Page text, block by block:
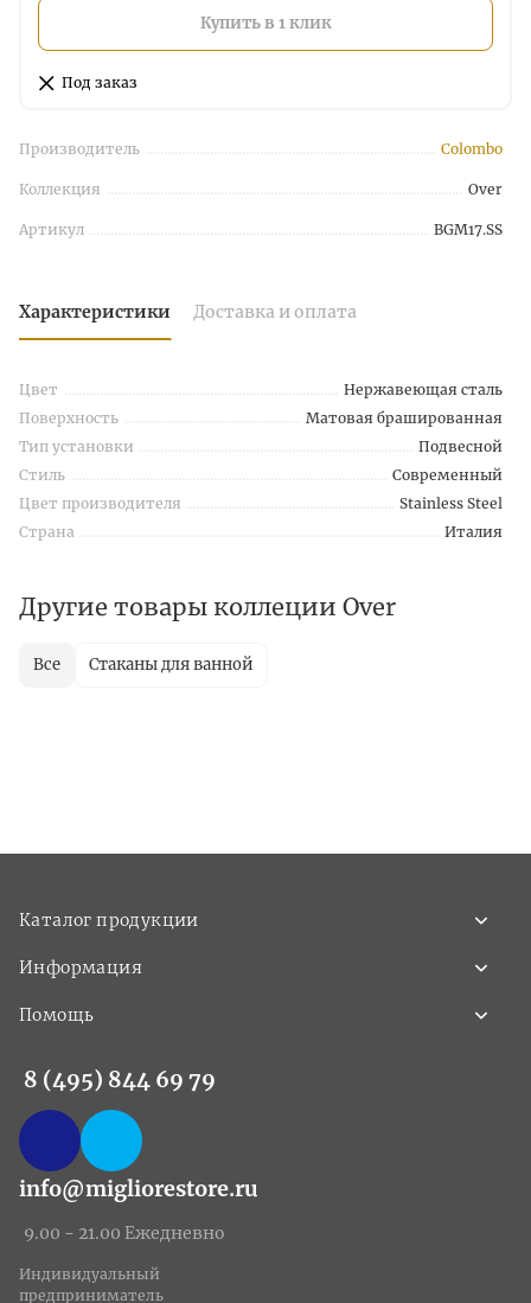
Купить в 1 клик
Под заказ
Производитель Colombo
Коллекция Over
Артикул BGM17.SS
Характеристики Доставка и оплата
Цвет
Нержавеющая сталь
Поверхность
Матовая брашированная
Тип установки
Подвесной
Стиль
Современный
Цвет производителя
Stainless Steel
Страна
Италия
Другие товары коллеции Over
Все Стаканы для ванной
Каталог продукции
Информация
Помощь
8 (495) 844 69 79
info@migliorestore.ru
9.00 - 21.00 Ежедневно
Индивидуальный
предприниматель